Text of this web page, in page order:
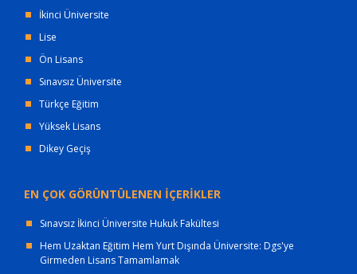
İkinci Üniversite
Lise
Ön Lisans
Sınavsız Üniversite
Türkçe Eğitim
Yüksek Lisans
Dikey Geçiş
EN ÇOK GÖRÜNTÜLENEN İÇERİKLER
Sınavsız İkinci Üniversite Hukuk Fakültesi
Hem Uzaktan Eğitim Hem Yurt Dışında Üniversite: Dgs'ye
Girmeden Lisans Tamamlamak